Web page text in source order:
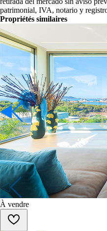
patrimonial, IVA, notario y
Propriétés similaires
À vendre